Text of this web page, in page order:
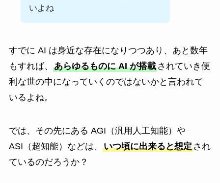
いよね
すでに AI は身近な存在になりつつあり、あと数年
もすれば、 あらゆるものに AI が搭載されていき便
利な世の中になっていくのではないかと言われて
いるよね。
では、その先にある AGI（汎用人工知能）や
ASI（超知能）などは、 いつ頃に出来ると想定され
ているのだろうか？